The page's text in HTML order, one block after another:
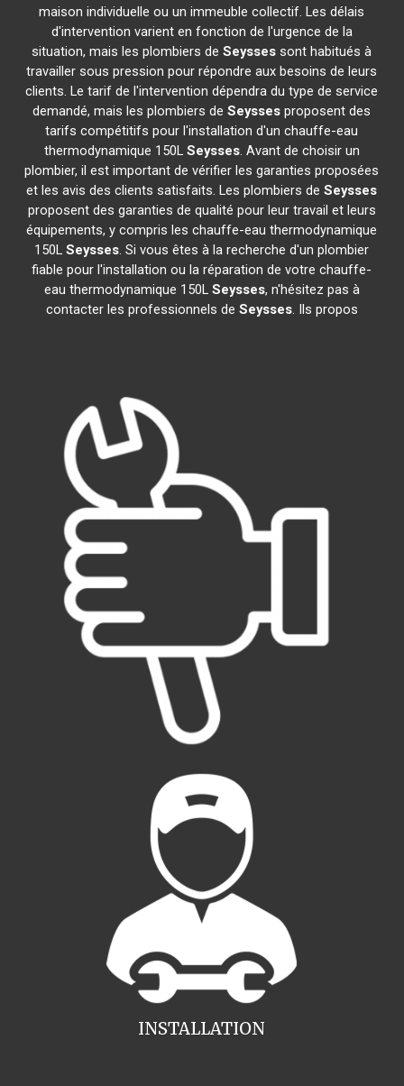
maison individuelle ou un immeuble collectif. Les délais
d'intervention varient en fonction de l'urgence de la
situation, mais les plombiers deSeysses sont habitués à
travailler sous pression pour répondre aux besoins de leurs
clients. Le tarif de l'intervention dépendra du type de service
demandé, mais les plombiers deSeysses proposent des
tarifs compétitifs pour l'installation d'un chauffe-eau
thermodynamique 150L Seysses. Avant de choisir un
plombier, il est important de vérifier les garanties proposées
et les avis des clients satisfaits. Les plombiers deSeysses
proposent des garanties de qualité pour leur travail et leurs
équipements, y compris les chauffe-eau thermodynamique
150LSeysses. Si vous êtes à la recherche d'un plombier
fiable pour l'installation ou la réparation de votre chauffe-
eau thermodynamique 150L Seysses, n'hésitez pas à
contacter les professionnels de Seysses. Ils propos
INSTALLATION